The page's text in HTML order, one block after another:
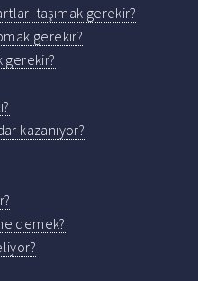
taşımak gerekir?
gerekir?
gerekir?
kazanıyor?
demek?